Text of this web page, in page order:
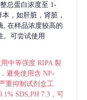
总蛋白浓度至 1-
，如肝脏，肾脏，
, 在样品浓度较高的
。可尝试使用
中等强度 RIPA 裂
避免使用含 NP-
重抑制试剂盒工
SDS,PH 7.3，可